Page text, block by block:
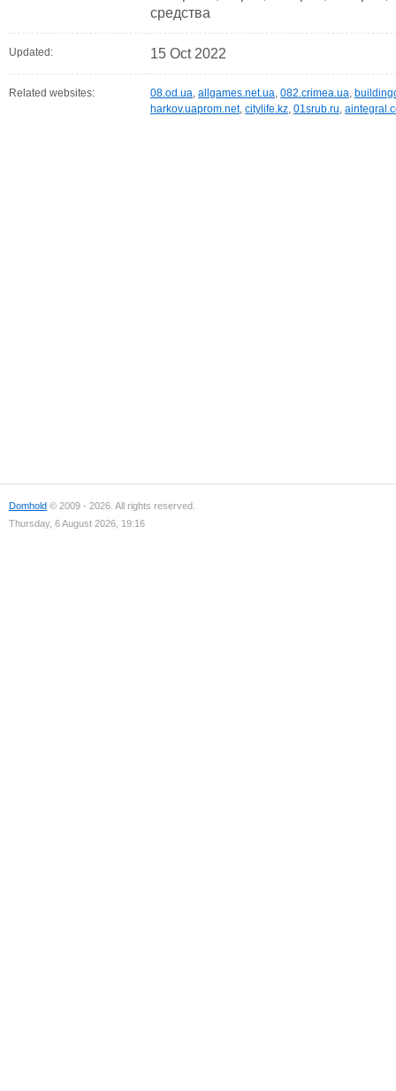
средства
Updated: 15 Oct 2022
Related websites: 08.od.ua, allgames.net.ua, 082.crimea.ua,
harkov.uaprom.net, citylife.kz, 01srub.ru,
Domhold © 2009 - 2026. All rights reserved.
Thursday, 6 August 2026, 19:16